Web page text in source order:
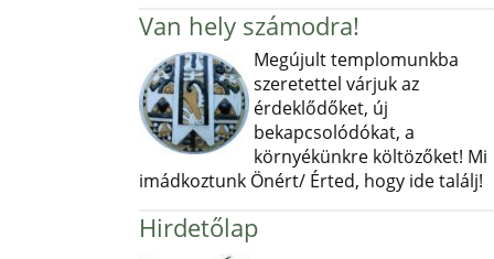
Van hely számodra!
Megújult templomunkba
szeretettel várjuk az
érdeklődőket, új
bekapcsolódókat, a
környékünkre költözőket! Mi
imádkoztunk Önért/ Érted, hogy ide találj!
Hirdetőlap